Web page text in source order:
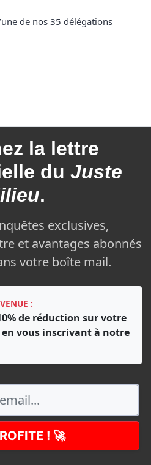
de nos 35 délégations
la lettre
du Juste
.
exclusives,
et avantages abonnés
votre boîte mail.
:
de réduction sur votre
vous inscrivant à notre
! 🚀